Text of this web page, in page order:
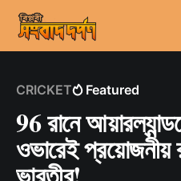
CRICKET Featured
96 রানে
ওভারেই প্রয়োজনীয়